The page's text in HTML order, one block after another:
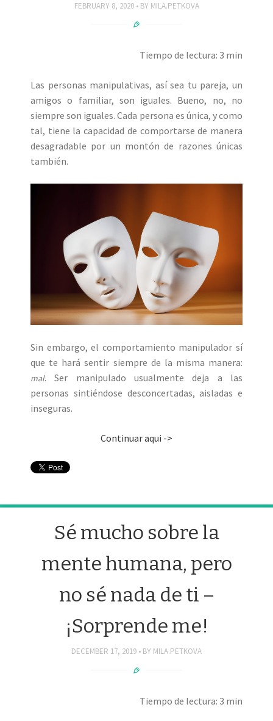
FEBRUARY 8, 2020 BY MILA.PETKOVA
Tiempo de lectura: 3 min
Las personas manipulativas, así sea tu pareja, un
amigos o familiar, son iguales. Bueno, no, no
siempre son iguales. Cada persona es única, y como
tal, tiene la capacidad de comportarse de manera
desagradable por un montón de razones únicas
también.
Sin embargo, el comportamiento manipulador sí
que te hará sentir siempre de la misma manera:
mal. Ser manipulado usualmente deja a las
personas sintiéndose desconcertadas, aisladas e
inseguras.
Continuar aqui ->
Sé mucho sobre la
mente humana, pero
no sé nada de ti –
¡Sorprende me!
DECEMBER 17, 2019 BY MILA.PETKOVA
Tiempo de lectura: 3 min